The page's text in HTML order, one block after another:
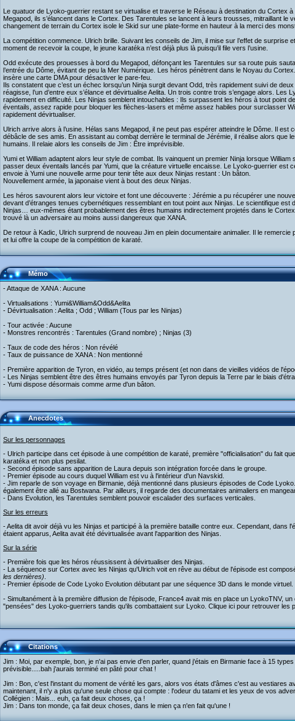
Le quatuor de Lyoko-guerrier restant se virtualise et traverse le Réseau à destination du Cortex
Megapod, ils s’élancent dans le Cortex. Des Tarentules se lancent à leurs trousses, mitraillant le
changement de terrain du Cortex isole le Skid sur une plate-forme en hauteur à la merci des
La compétition commence. Ulrich brille. Suivant les conseils de Jim, il mise sur l’effet de surprise
moment de recevoir la coupe, le jeune karatéka n’est déjà plus là puisqu’il file vers l’usine.
Odd exécute des prouesses à bord du Megapod, défonçant les Tarentules sur sa route puis
l’entrée du Dôme, évitant de peu la Mer Numérique. Les héros pénètrent dans le Noyau du
insère une carte DMA pour désactiver le pare-feu.
Ils constatent que c’est un échec lorsqu’un Ninja surgit devant Odd, très rapidement suivi de
réagisse, l’un d’entre eux s’élance et dévirtualise Aelita. Un trois contre trois s’engage alors. Les
rapidement en difficulté. Les Ninjas semblent intouchables : Ils surpassent les héros à tout point
éventails, assez rapide pour bloquer les flèches-lasers et même assez habiles pour surclasser
rapidement dévirtualiser.
Ulrich arrive alors à l’usine. Hélas sans Megapod, il ne peut pas espérer atteindre le Dôme. Il est
débâcle de ses amis. En assistant au combat derrière le terminal de Jérémie, il réalise alors que
humains. Il relaie alors les conseils de Jim : Être imprévisible.
Yumi et William adaptent alors leur style de combat. Ils vainquent un premier Ninja lorsque
passer deux éventails lancés par Yumi, que la créature virtuelle encaisse. Le Lyoko-guerrier est
envoie à Yumi une nouvelle arme pour tenir tête aux deux Ninjas restant : Un bâton.
Nouvellement armée, la japonaise vient à bout des deux Ninjas.
Les héros savourent alors leur victoire et font une découverte : Jérémie a pu récupérer une
devant d’étranges tenues cybernétiques ressemblant en tout point aux Ninjas. Le scientifique est
Ninjas… eux-mêmes étant probablement des êtres humains indirectement projetés dans le
trouvé là un adversaire au moins aussi dangereux que XANA.
De retour à Kadic, Ulrich surprend de nouveau Jim en plein documentaire animalier. Il le remercie
et lui offre la coupe de la compétition de karaté.
Mémo
- Attaque de XANA : Aucune
- Virtualisations : Yumi&William&Odd&Aelita
- Dévirtualisation : Aelita ; Odd ; William (Tous par les Ninjas)
- Tour activée : Aucune
- Monstres rencontrés : Tarentules (Grand nombre) ; Ninjas (3)
- Taux de code des héros : Non révélé
- Taux de puissance de XANA : Non mentionné
- Première apparition de Tyron, en vidéo, au temps présent (et non dans de vieilles vidéos de
- Les Ninjas semblent être des êtres humains envoyés par Tyron depuis la Terre par le biais
- Yumi dispose désormais comme arme d'un bâton.
Anecdotes
Sur les personnages
- Ulrich participe dans cet épisode à une compétition de karaté, première "officialisation" du fait
karatéka et non plus pesilat.
- Second épisode sans apparition de Laura depuis son intégration forcée dans le groupe.
- Premier épisode au cours duquel William est vu à l'intérieur d'un Navskid.
- Jim reparle de son voyage en Birmanie, déjà mentionné dans plusieurs épisodes de Code
également être allé au Bostwana. Par ailleurs, il regarde des documentaires animaliers en
- Dans Evolution, les Tarentules semblent pouvoir escalader des surfaces verticales.
Sur les erreurs
- Aelita dit avoir déjà vu les Ninjas et participé à la première bataille contre eux. Cependant, dans
étaient apparus, Aelita avait été dévirtualisée avant l'apparition des Ninjas.
Sur la série
- Première fois que les héros réussissent à dévirtualiser des Ninjas.
- La séquence sur Cortex avec les Ninjas qu'Ulrich voit en rêve au début de l'épisode est
les dernières)
- Premier épisode de Code Lyoko Evolution débutant par une séquence 3D dans le monde virtuel.
- Simultanément à la première diffusion de l'épisode, France4 avait mis en place un LyokoTNV,
"pensées" des Lyoko-guerriers tandis qu'ils combattaient sur Lyoko. Clique ici pour retrouver les
Citations
Jim : Moi, par exemple, bon, je n'ai pas envie d'en parler, quand j'étais en Birmanie face à 15
prévisible.....bah j'aurais terminé en pâté pour chat !
Jim : Bon, c'est l'instant du moment de vérité les gars, alors vos états d'âmes c'est au vestiares
maintenant, il n'y a plus qu'une seule chose qui compte : l'odeur du tatami et les yeux de vos
Collégien : Mais... euh, ça fait deux choses, ça !
Jim : Dans ton monde, ça fait deux choses, dans le mien ça n'en fait qu'une !